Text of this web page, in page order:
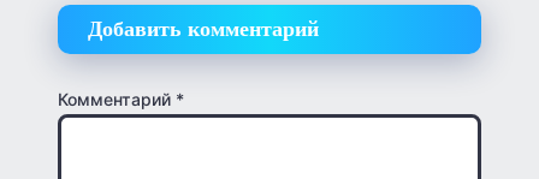
Добавить комментарий
Комментарий *